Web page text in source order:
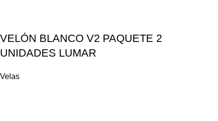
VELÓN BLANCO V2 PAQUETE 2
UNIDADES LUMAR
Velas